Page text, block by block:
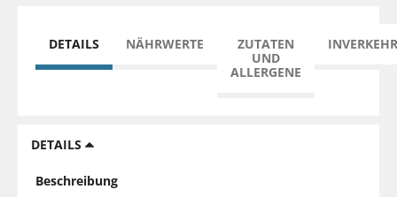
DETAILS NÄHRWERTE
ZUTATEN
UND
ALLERGENE
DETAILS
Beschreibung